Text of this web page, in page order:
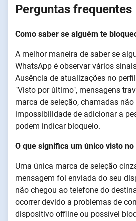
Perguntas frequentes
Como saber se alguém te
A melhor maneira de saber se
WhatsApp é observar vários
Ausência de atualizações no
"Visto por último", mensagens
marca de seleção, chamadas
impossibilidade de adicionar a
podem indicar bloqueio.
O que significa um único visto no
Uma única marca de seleção
mensagem foi enviada do seu
não chegou ao telefone do
ocorrer devido a problemas de
dispositivo offline ou possível